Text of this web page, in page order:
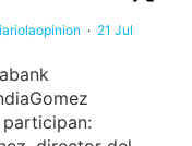
· 21 Jul